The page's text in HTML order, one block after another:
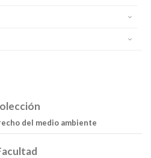
del medio ambiente